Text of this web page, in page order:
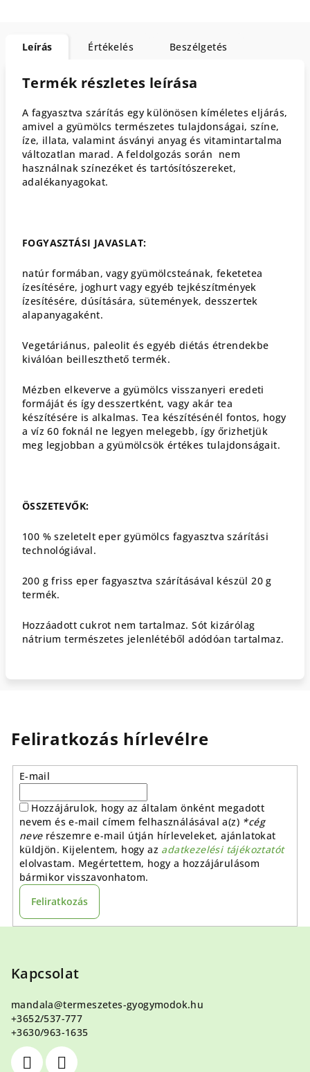
Leírás Értékelés Beszélgetés
Termék részletes leírása
A fagyasztva szárítás egy különösen kíméletes eljárás,
amivel a gyümölcs természetes tulajdonságai, színe,
íze, illata, valamint ásványi anyag és vitamintartalma
változatlan marad. A feldolgozás során nem
használnak színezéket és tartósítószereket,
adalékanyagokat.
FOGYASZTÁSI JAVASLAT:
natúr formában, vagy gyümölcsteának, feketetea
ízesítésére, joghurt vagy egyéb tejkészítmények
ízesítésére, dúsítására, sütemények, desszertek
alapanyagaként.
Vegetáriánus, paleolit és egyéb diétás étrendekbe
kiválóan beilleszthető termék.
Mézben elkeverve a gyümölcs visszanyeri eredeti
formáját és így desszertként, vagy akár tea
készítésére is alkalmas. Tea készítésénél fontos, hogy
a víz 60 foknál ne legyen melegebb, így őrizhetjük
meg legjobban a gyümölcsök értékes tulajdonságait.
ÖSSZETEVŐK:
100 % szeletelt eper gyümölcs fagyasztva szárítási
technológiával.
200 g friss eper fagyasztva szárításával készül 20 g
termék.
Hozzáadott cukrot nem tartalmaz. Sót kizárólag
nátrium természetes jelenlétéből adódóan tartalmaz.
Feliratkozás hírlevélre
E-mail
Hozzájárulok, hogy az általam önként megadott
nevem és e-mail címem felhasználásával a(z) *cég
neverészemre e-mail útján hírleveleket, ajánlatokat
küldjön. Kijelentem, hogy az adatkezelési tájékoztatót
elolvastam. Megértettem, hogy a hozzájárulásom
bármikor visszavonhatom.
Feliratkozás
Kapcsolat
mandala@termeszetes-gyogymodok.hu
+3652/537-777
+3630/963-1635